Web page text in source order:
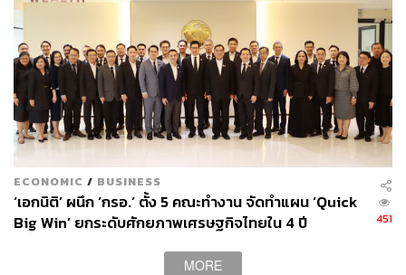
เปิดโอกาสเติบโต พร้อมปิดความเสี่ยง
จากปัจจัยข้างต้น เราเริ่มเห็นโอกาสการฟื้นตัวของเศรษฐกิจ
และตลาดหุ้นไทยในระดับราคาที่น่าสนใจ แต่การลงทุนอาจ
เผชิญความผันผวนหรือปัจจัยเชิงลบที่ไม่คาดคิดได้ โดยในปีนี้
ก็ยังมีหลายปัจจัยที่ต้องจับตา ไม่ว่าจะเป็นเงินเฟ้อที่อาจกลับ
มาพุ่งสูงขึ้น หลังจากราคาพลังงานปรับตัวขึ้น ประเด็น
การเมืองทั้งการเลือกตั้งใหญ่โดยเฉพาะในสหรัฐฯ และ
ภูมิรัฐศาสตร์ที่อาจส่งผลกระทบต่อราคาสินค้าและการค้าได้
ECONOMIC / BUSINESS
‘เอกนิติ’ ผนึก ‘กรอ.’ ตั้ง 5 คณะทำงาน จัดทำแผน ‘Quick
Big Win’ ยกระดับศักยภาพเศรษฐกิจไทยใน 4 ปี
451
MORE